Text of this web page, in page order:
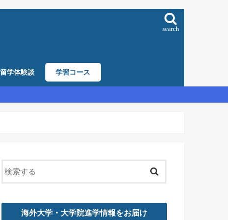
search
留学体験談 学習コース
海外大学・大学院進学情報をお届け